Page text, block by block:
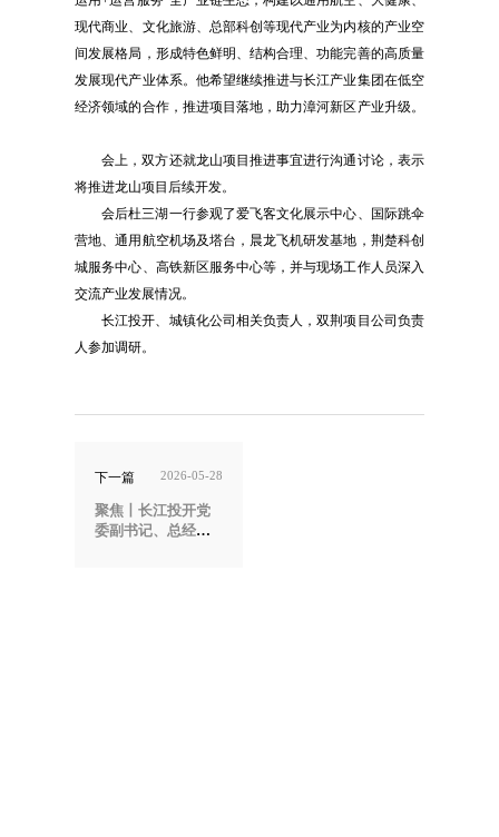
现代商业、文化旅游、总部科创等现代产业为内核的产业空
间发展格局，形成特色鲜明、结构合理、功能完善的高质量
发展现代产业体系。他希望继续推进与长江产业集团在低空
经济领域的合作，推进项目落地，助力漳河新区产业升级。
会上，双方还就龙山项目推进事宜进行沟通讨论，表示
将推进龙山项目后续开发。
会后杜三湖一行参观了爱飞客文化展示中心、国际跳伞
营地、通用航空机场及塔台，晨龙飞机研发基地，荆楚科创
城服务中心、高铁新区服务中心等，并与现场工作人员深入
交流产业发展情况。
长江投开、城镇化公司相关负责人，双荆项目公司负责
人参加调研。
下一篇 2026-05-28
聚焦丨长江投开党
委副书记、总经理